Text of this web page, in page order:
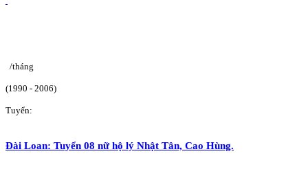
/tháng
(1990 - 2006)
Tuyển:
Đài Loan: Tuyển 08 nữ hộ lý Nhật Tân, Cao Hùng.